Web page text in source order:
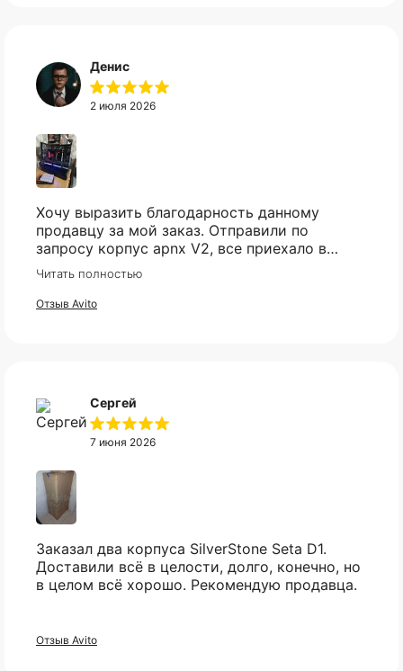
Денис
2 июля 2026
Хочу выразить благодарность данному
продавцу за мой заказ. Отправили по
запросу корпус apnx V2, все приехало в
идеале. Ценник более чем демократичный.
Все доехало в установленный срок.
Читать полностью
Отзыв Avito
Сергей
7 июня 2026
Заказал два корпуса SilverStone Seta D1.
Доставили всё в целости, долго, конечно, но
в целом всё хорошо. Рекомендую продавца.
Отзыв Avito